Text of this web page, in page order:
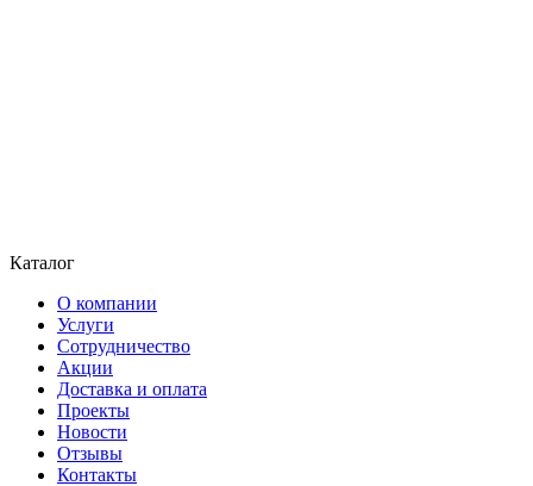
Каталог
О компании
Услуги
Сотрудничество
Акции
Доставка и оплата
Проекты
Новости
Отзывы
Контакты